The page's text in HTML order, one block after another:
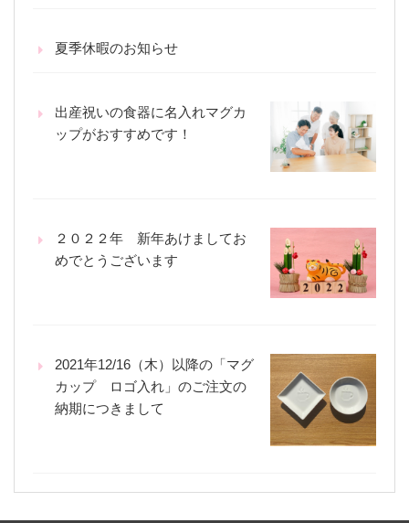
夏季休暇のお知らせ
出産祝いの食器に名入れマグカ
ップがおすすめです！
２０２２年 新年あけましてお
めでとうございます
2021年12/16（木）以降の「マグ
カップ ロゴ入れ」のご注文の
納期につきまして